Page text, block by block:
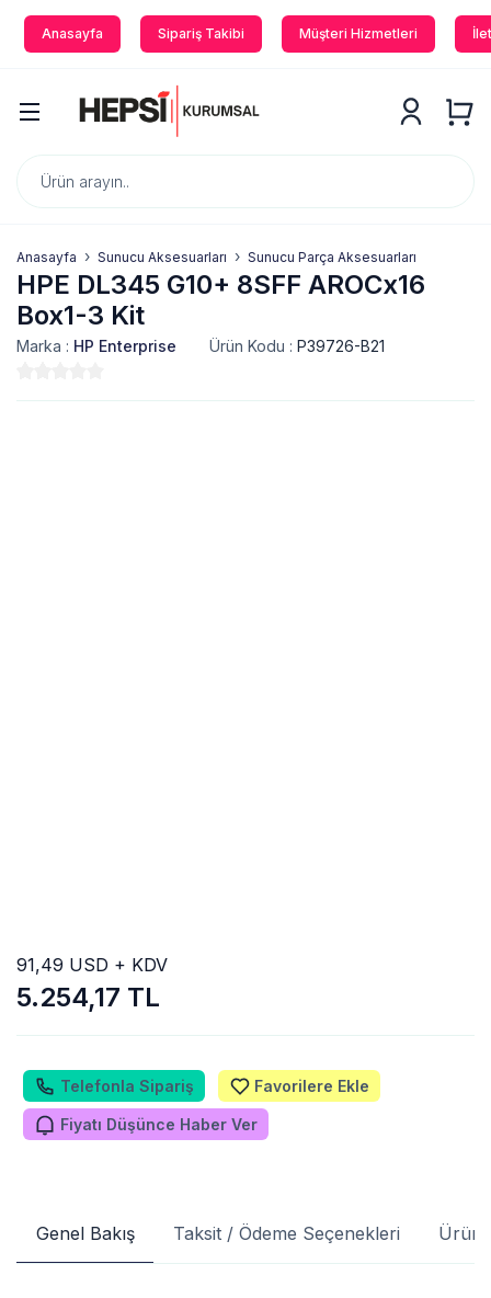
Anasayfa Sipariş Takibi Müşteri Hizmetleri
Anasayfa Sunucu Aksesuarları Sunucu Parça Aksesuarları
HPE DL345 G10+ 8SFF AROCx16
Box1-3 Kit
Marka : HP Enterprise Ürün Kodu : P39726-B21
5.254,17 TL
91,49 USD + KDV
Telefonla Sipariş Favorilere Ekle
Fiyatı Düşünce Haber Ver
Genel Bakış Taksit / Ödeme Seçenekleri Ürün